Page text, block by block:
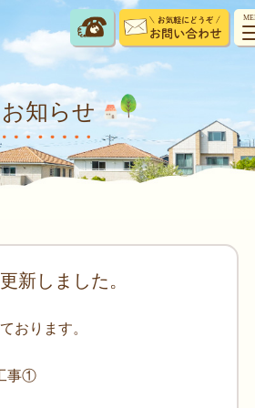
お知らせ
新しました。
おります。
事①